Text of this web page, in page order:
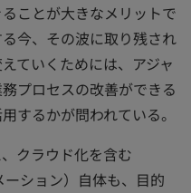
ことが大きなメリットで
今、その波に取り残され
ていくためには、アジャ
プロセスの改善ができる
するかが問われている。
クラウド化を含む
ション）自体も、目的